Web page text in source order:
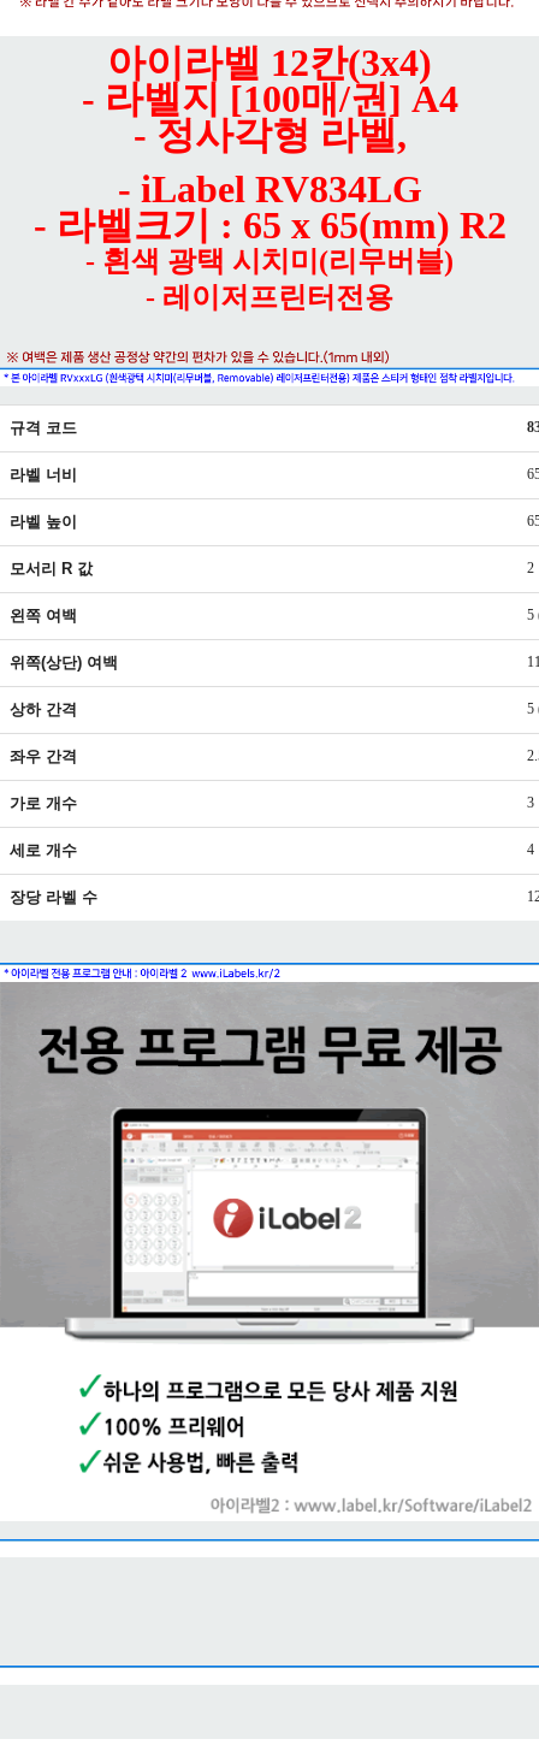
아이라벨 12칸(3x4)
- 라벨지 [100매/권] A4
- 정사각형 라벨,
- iLabel RV834LG
- 라벨크기 : 65 x 65(mm) R2
- 흰색 광택 시치미(리무버블)
- 레이저프린터전용
규격 코드
라벨 너비
라벨 높이
모서리 R 값 2
왼쪽 여백 5
위쪽(상단) 여백
상하 간격 5
좌우 간격
가로 개수 3
세로 개수 4
장당 라벨 수